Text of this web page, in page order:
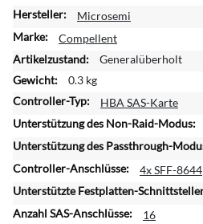
W
e
t
e
r
I
n
f
r
m
Microsemi
Compellent
Generalüberholt
0.3 kg
HBA SAS-Karte
4x SFF-8644
16